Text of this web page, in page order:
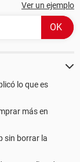
Ver un ejemplo
lo que es
más en
sin borrar la